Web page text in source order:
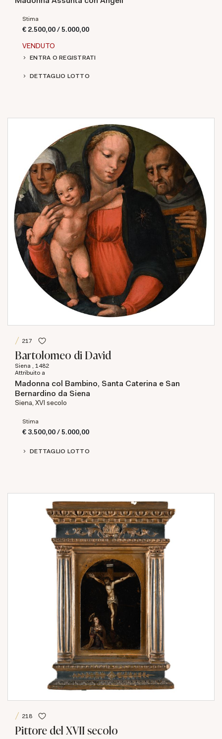
Stima
€ 2.500,00 / 5.000,00
VENDUTO
ENTRA O REGISTRATI
DETTAGLIO LOTTO
217
Bartolomeo di David
Siena , 1482
Attribuito a
Madonna col Bambino, Santa Caterina e San
Bernardino da Siena
Siena, XVI secolo
Stima
€ 3.500,00 / 5.000,00
DETTAGLIO LOTTO
218
Pittore del XVII secolo